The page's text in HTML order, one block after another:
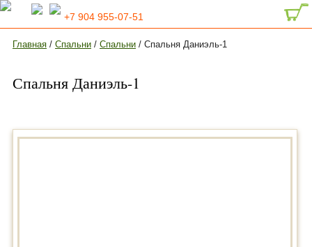
+7 904 955-07-51
Главная / Спальни / Спальни / Спальня Даниэль-1
Спальня Даниэль-1